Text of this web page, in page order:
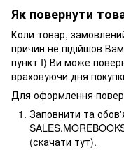
Як повернути
Коли товар,
причин не підійшов
пункт I) Ви може
враховуючи дня
Для оформлення
Заповнити та
(скачати тут).